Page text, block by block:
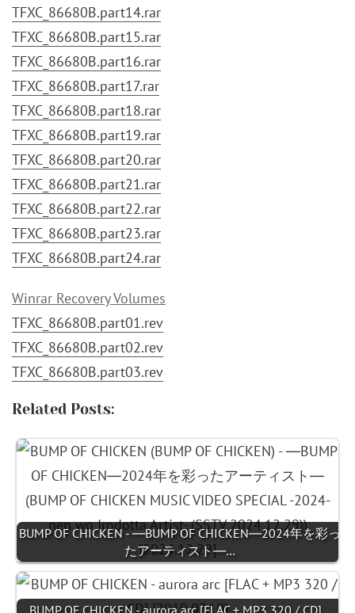
TFXC_86680B.part14.rar
TFXC_86680B.part15.rar
TFXC_86680B.part16.rar
TFXC_86680B.part17.rar
TFXC_86680B.part18.rar
TFXC_86680B.part19.rar
TFXC_86680B.part20.rar
TFXC_86680B.part21.rar
TFXC_86680B.part22.rar
TFXC_86680B.part23.rar
TFXC_86680B.part24.rar
Winrar Recovery Volumes
TFXC_86680B.part01.rev
TFXC_86680B.part02.rev
TFXC_86680B.part03.rev
Related Posts:
BUMP OF CHICKEN - ―BUMP OF CHICKEN―2024年を彩っ
たアーティスト―…
BUMP OF CHICKEN - aurora arc [FLAC + MP3 320 / CD]…